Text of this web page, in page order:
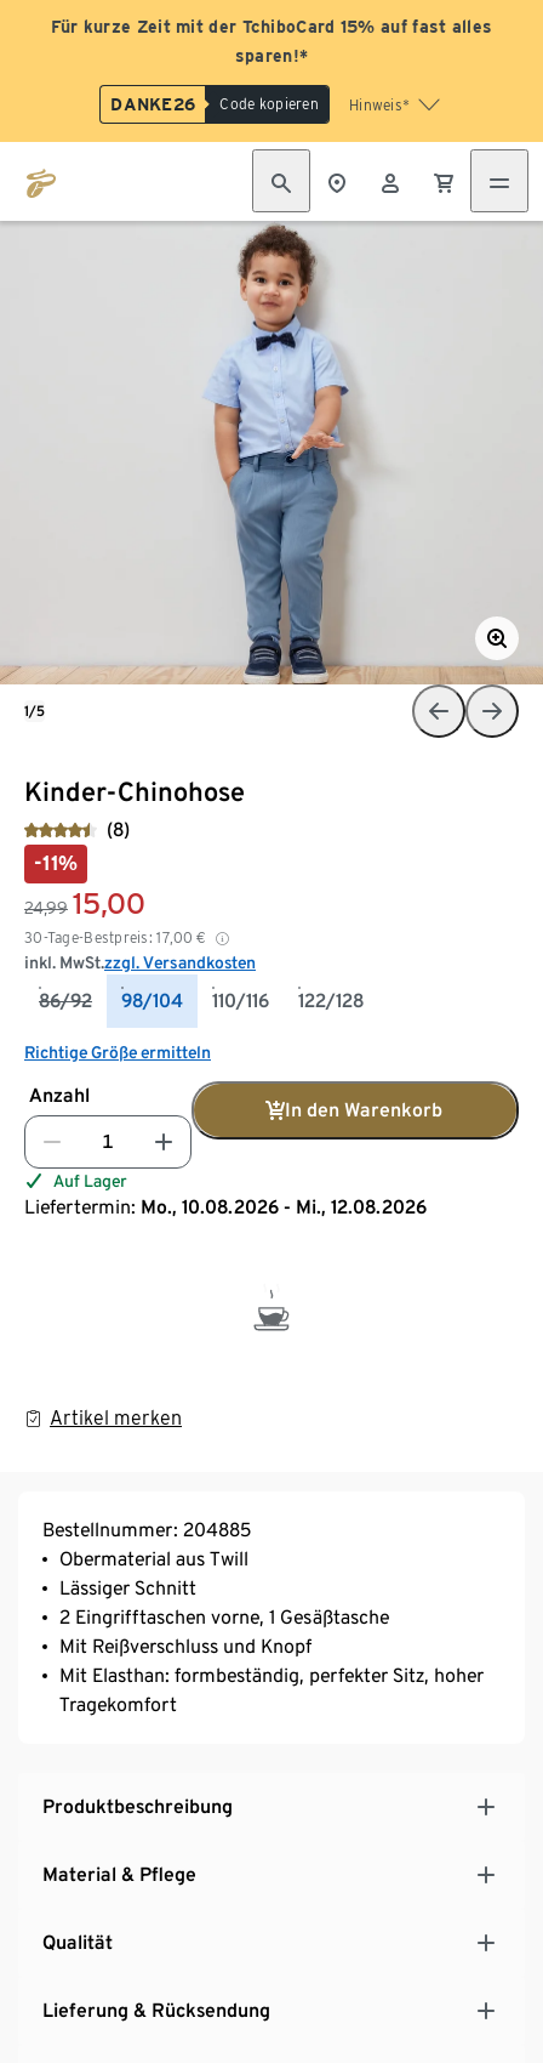
Für kurze Zeit mit der TchiboCard 15% auf fast alles
sparen!*
DANKE26 Code kopieren Hinweis*
Kinder-Chinohose
(8)
-11%
24,99 15,00
30-Tage-Bestpreis: 17,00 €
inkl. MwSt.zzgl. Versandkosten
86/92 98/104 110/116 122/128
Richtige Größe ermitteln
Anzahl
In den Warenkorb
Auf Lager
Liefertermin: Mo., 10.08.2026 - Mi., 12.08.2026
Artikel merken
1/5
Bestellnummer: 204885
Obermaterial aus Twill
Lässiger Schnitt
2 Eingrifftaschen vorne, 1 Gesäßtasche
Mit Reißverschluss und Knopf
Mit Elasthan: formbeständig, perfekter Sitz, hoher
Tragekomfort
Produktbeschreibung
Material & Pflege
Qualität
Lieferung & Rücksendung